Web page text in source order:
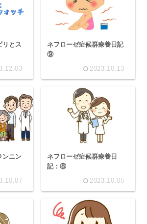
リとス
ネフローゼ症候群療養日記
⑨
2023.10.13
ンニン
ネフローゼ症候群療養日
記：⑧
2023.10.05